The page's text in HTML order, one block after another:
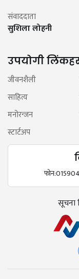
संवाददाता
सुशिला लोहनी
उपयोगी
जीवनशैली
साहित्य
मनोरन्जन
स्टार्टअप
फोन:
सूचना